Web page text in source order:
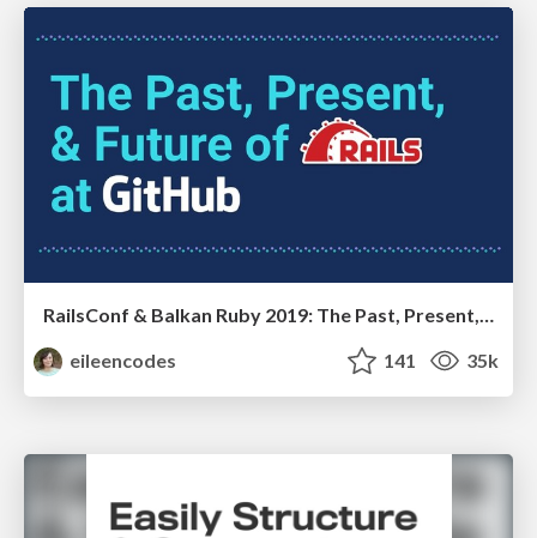
RailsConf & Balkan Ruby 2019: The Past, Present, and Future of Rails at GitHub
eileencodes
141 35k